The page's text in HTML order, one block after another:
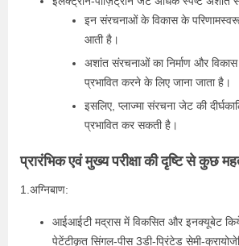
इन संरचनाओं के विकास के
आती है।
अशांत संरचनाओं का निर्माण और
प्रभावित करने के लिए जाना जाता है।
इसलिए, प्लाज्मा संरचना जेट की
प्रभावित कर सकती है।
प्रारंभिक एवं मुख्य परीक्षा की दृष्टि से कुछ
1.अग्निबाण:
आईआईटी मद्रास में विकसित और इनक्यूबेट
पेटेंटीकृत सिंगल-पीस 3डी-प्रिंटेड सेमी-